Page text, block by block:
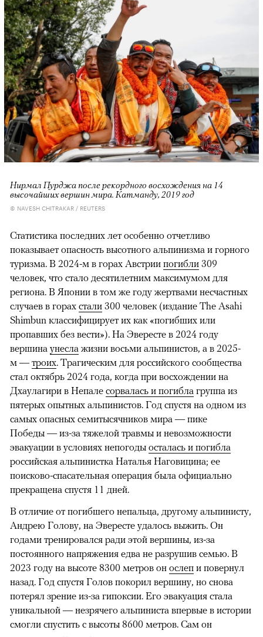
Нирмал Пурджа после рекордного восхождения на 14
высочайших вершин мира. Катманду, 2019 год
© NAVESH CHITRAKAR / REUTERS
Статистика последних лет особенно отчетливо
показывает опасность высотного альпинизма и горного
туризма. В 2024-м в горах Австрии погибли 309
человек, что стало десятилетним максимумом для
региона. В Японии в том же году жертвами несчастных
случаев в горах стали 300 человек (издание The Asahi
Shimbun классифицирует их как «погибших или
пропавших без вести»). На Эвересте в 2024 году
вершина унесла жизни восьми альпинистов, а в 2025-
м — троих. Трагическим для российского сообщества
стал октябрь 2024 года, когда при восхождении на
Дхаулагири в Непале сорвалась и погибла группа из
пятерых опытных альпинистов. Год спустя на одном из
самых опасных семитысячников мира — пике
Победы — из-за тяжелой травмы и невозможности
эвакуации в условиях непогоды осталась и погибла
российская альпинистка Наталья Наговицина; ее
поисково-спасательная операция была официально
прекращена спустя 11 дней.
В отличие от погибшего непальца, другому альпинисту,
Андрею Голову, на Эвересте удалось выжить. Он
годами тренировался ради этой вершины, из-за
постоянного напряжения едва не разрушив семью. В
2023 году на высоте 8300 метров он ослеп и повернул
назад. Год спустя Голов покорил вершину, но снова
потерял зрение из-за гипоксии. Его эвакуация стала
уникальной — незрячего альпиниста впервые в истории
смогли спустить с высоты 8600 метров. Сам он